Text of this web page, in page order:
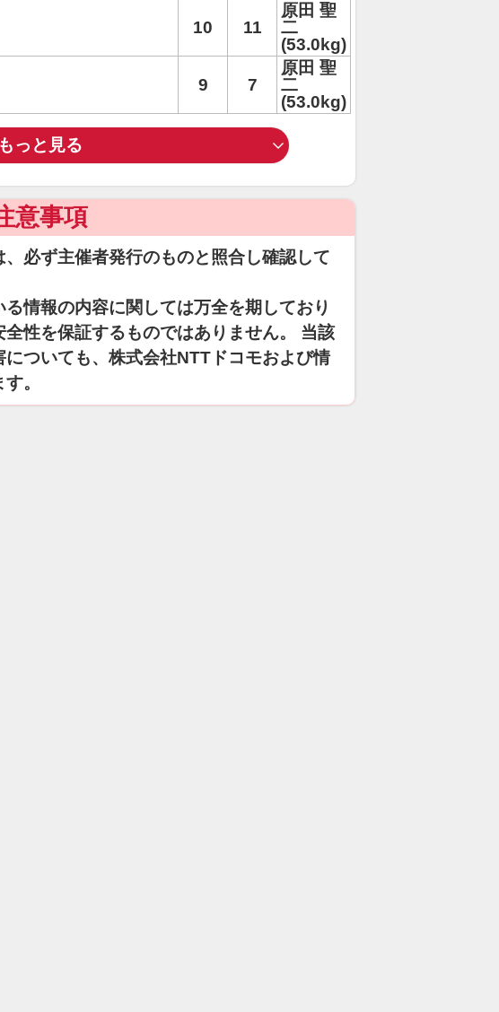
10 11
原田 聖
二
(53.0kg)
9 7
原田 聖
二
(53.0kg)
もっと見る
意事項
必ず主催者発行のものと照合し確認して
情報の内容に関しては万全を期しており
性を保証するものではありません。 当該
ついても、株式会社NTTドコモおよび情
。